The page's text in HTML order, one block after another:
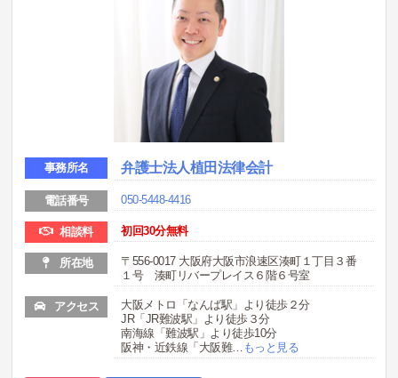
事務所名 弁護士法人植田法律会計
電話番号 050-5448-4416
相談料 初回30分無料
所在地
〒556-0017 大阪府大阪市浪速区湊町１丁目３番
１号 湊町リバープレイス６階６号室
アクセス
大阪メトロ「なんば駅」より徒歩２分
JR「JR難波駅」より徒歩３分
南海線「難波駅」より徒歩10分
阪神・近鉄線「大阪難… もっと見る